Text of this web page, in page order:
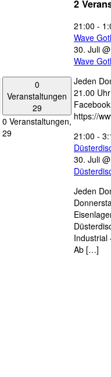
0
Veranstaltungen
29
0 Veranstaltungen,
29
2
21:00 -
Wave
30. Juli
Wave
Jeden
21.00
https://
21:00 -
30. Juli
Jeden
Industrial
Ab […]